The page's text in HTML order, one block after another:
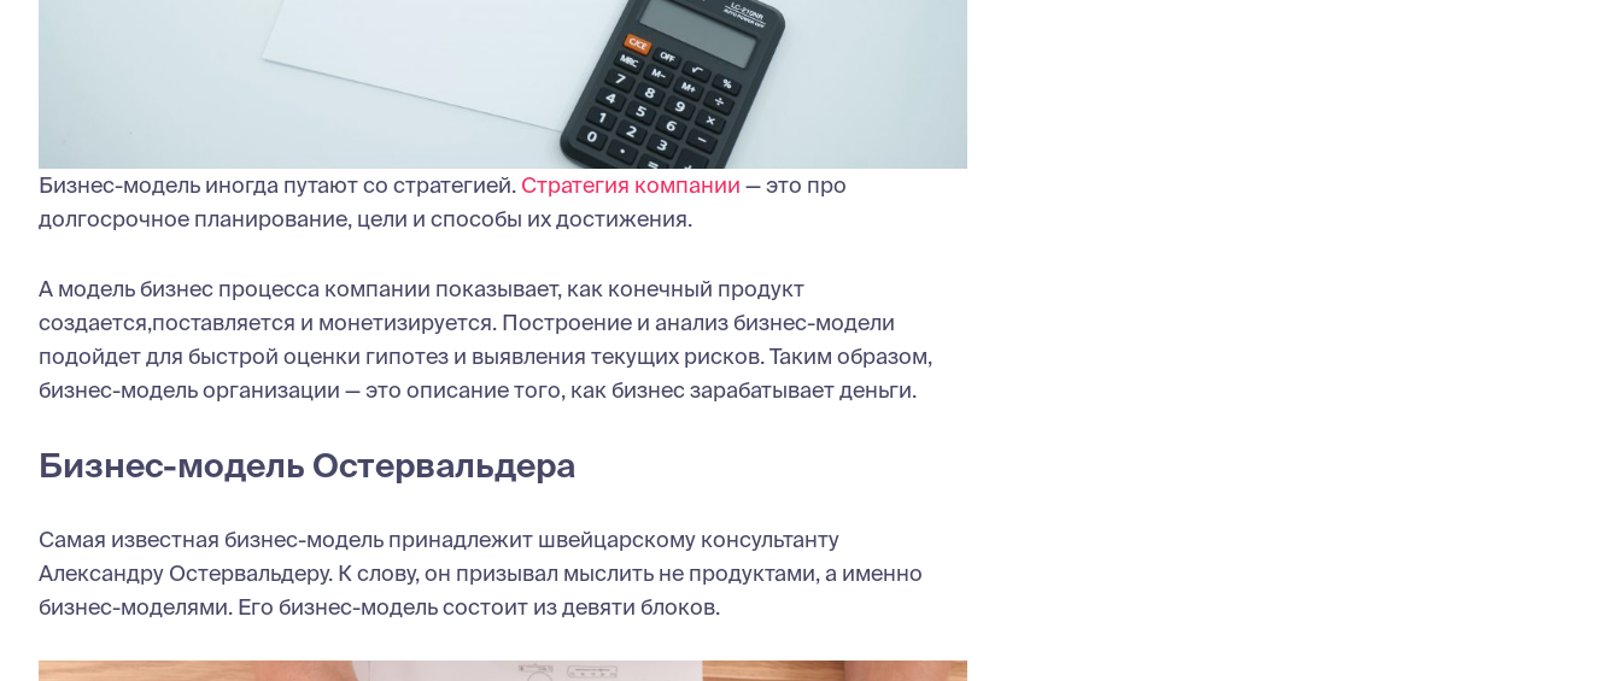
Бизнес-модель иногда путают со стратегией. Стратегия компании — это про
долгосрочное планирование, цели и способы их достижения.
А модель бизнес процесса компании показывает, как конечный продукт
создается,поставляется и монетизируется. Построение и анализ бизнес-модели
подойдет для быстрой оценки гипотез и выявления текущих рисков. Таким образом,
бизнес-модель организации — это описание того, как бизнес зарабатывает деньги.
Бизнес-модель Остервальдера
Самая известная бизнес-модель принадлежит швейцарскому консультанту
Александру Остервальдеру. К слову, он призывал мыслить не продуктами, а именно
бизнес-моделями. Его бизнес-модель состоит из девяти блоков.